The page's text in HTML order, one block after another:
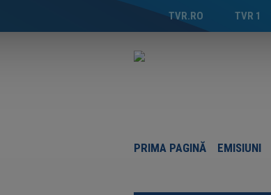
TVR 1
TVR.RO
PRIMA PAGINĂ EMISIUNI